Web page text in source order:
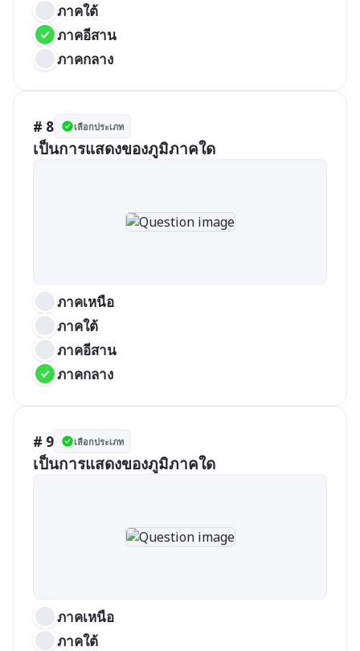
ภาคใต้
ภาคอีสาน
ภาคกลาง
# 8 เลือกประเภท
เป็นการแสดงของภูมิภาคใด
ภาคเหนือ
ภาคใต้
ภาคอีสาน
ภาคกลาง
# 9 เลือกประเภท
เป็นการแสดงของภูมิภาคใด
ภาคเหนือ
ภาคใต้